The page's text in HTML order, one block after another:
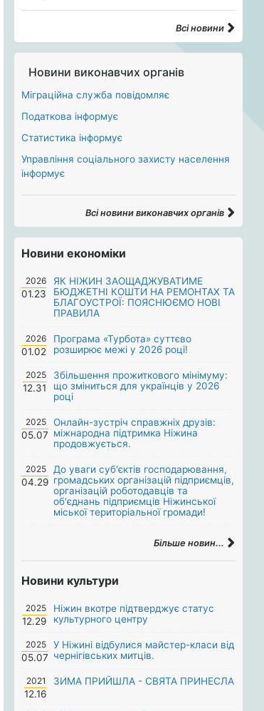
Всі новини
Новини виконавчих органів
Міграційна служба повідомляє
Податкова інформує
Статистика інформує
Управління соціального захисту населення
інформує
Всі новини виконавчих органів
Новини економіки
2026
01.23
ЯК НІЖИН ЗАОЩАДЖУВАТИМЕ
БЮДЖЕТНІ КОШТИ НА РЕМОНТАХ ТА
БЛАГОУСТРОЇ: ПОЯСНЮЄМО НОВІ
ПРАВИЛА
2026
01.02
Програма «Турбота» суттєво
розширює межі у 2026 році!
2025
12.31
Збільшення прожиткового мінімуму:
що зміниться для українців у 2026
році
2025
05.07
Онлайн-зустріч справжніх друзів:
міжнародна підтримка Ніжина
продовжується.
2025
04.29
До уваги суб'єктів господарювання,
громадських організацій підприємців,
організацій роботодавців та
об'єднань підприємців Ніжинської
міської територіальної громади!
Більше новин...
Новини культури
2025
12.29
Ніжин вкотре підтверджує статус
культурного центру
2025
05.07
У Ніжині відбулися майстер-класи від
чернігівських митців.
2021
12.16
ЗИМА ПРИЙШЛА - СВЯТА ПРИНЕСЛА